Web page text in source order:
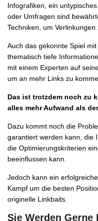
Infografiken, ein
oder Umfragen sind
Techniken, um Verlinkungen
Auch das gekonnte Spiel
thematisch tiefe
mit einem Experten auf
um an mehr Links zu
Das ist trotzdem noch zu
alles mehr Aufwand als
Dazu kommt noch die
garantiert werden kann, die
die Optimierungskriterien
beeinflussen kann.
Jedoch kann ein
Kampf um die besten
originelle Linkbaits.
Sie Werden Gerne